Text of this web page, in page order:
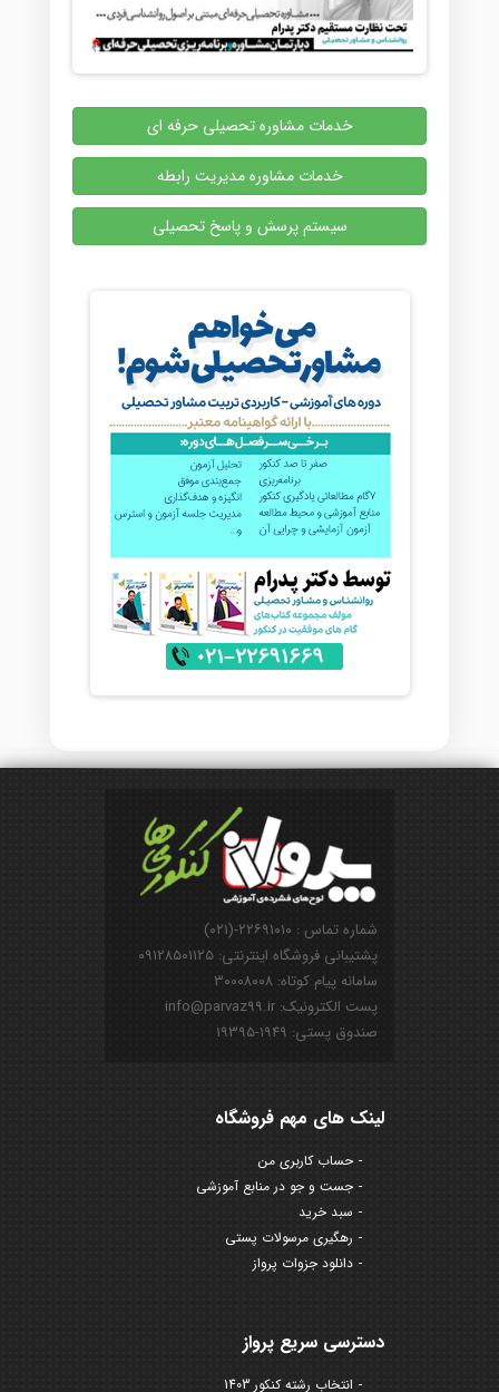
خدمات مشاوره تحصیلی حرفه ای
خدمات مشاوره مدیریت رابطه
سیستم پرسش و پاسخ تحصیلی
شماره تماس : ۲۲۶۹۱۰۱۰-(۰۲۱)
پشتیبانی فروشگاه اینترنتی: ۰۹۱۲۸۵۰۱۱۲۵
سامانه پیام کوتاه: ۳۰۰۰۸۰۰۸
پست الکترونیک: info@parvaz99.ir
صندوق پستی: ۱۹۴۹-۱۹۳۹۵
لینک های مهم فروشگاه
حساب کاربری من
جست و جو در منابع آموزشی
سبد خرید
رهگیری مرسولات پستی
دانلود جزوات پرواز
دسترسی سریع پرواز
انتخاب رشته کنکور 1403